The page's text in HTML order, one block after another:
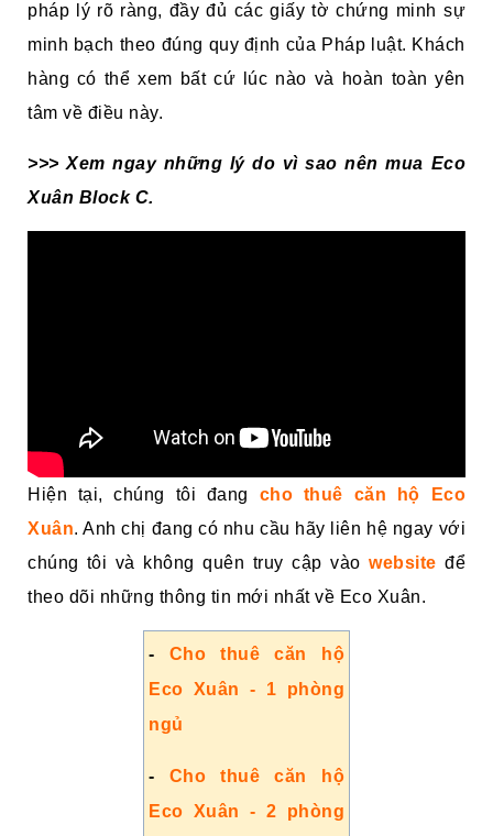
pháp lý rõ ràng, đầy đủ các giấy tờ chứng minh sự
minh bạch theo đúng quy định của Pháp luật. Khách
hàng có thể xem bất cứ lúc nào và hoàn toàn yên
tâm về điều này.
>>> Xem ngay những lý do vì sao nên mua Eco
Xuân Block C.
Hiện tại, chúng tôi đang cho thuê căn hộ Eco
Xuân. Anh chị đang có nhu cầu hãy liên hệ ngay với
chúng tôi và không quên truy cập vàowebsite để
theo dõi những thông tin mới nhất về Eco Xuân.
- Cho thuê căn hộ
Eco Xuân - 1 phòng
ngủ
- Cho thuê căn hộ
Eco Xuân - 2 phòng